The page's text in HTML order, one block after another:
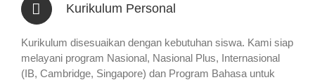
Kurikulum Personal
Kurikulum disesuaikan dengan kebutuhan siswa. Kami siap
melayani program Nasional, Nasional Plus, Internasional
(IB, Cambridge, Singapore) dan Program Bahasa untuk